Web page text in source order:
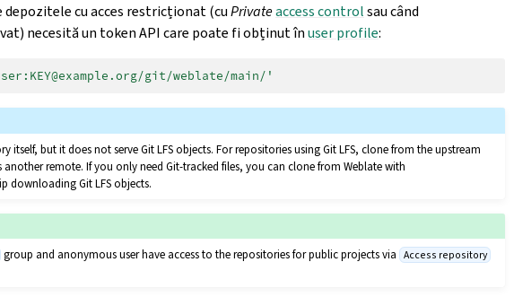
depozitele cu acces restricționat (cuPrivateaccess controlsau când
necesită un token API care poate fi obținut înuser profile:
git/weblate/main/'
itself, but it does not serve Git LFS objects. For repositories using Git LFS, clone from the upstream
remote. If you only need Git-tracked files, you can clone from Weblate with
downloading Git LFS objects.
group and anonymous user have access to the repositories for public projects via Access repository